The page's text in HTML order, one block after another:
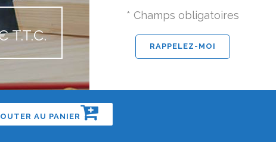
T.T.C.
* Champs obligatoires
AU PANIER